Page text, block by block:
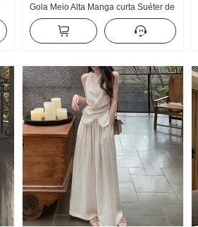
Gola Meio Alta Manga curta Suéter de
Malha Feminino Outono 2024 Novo
Cor sólida Versátil Ajustado Efeito
emagrecedor Top